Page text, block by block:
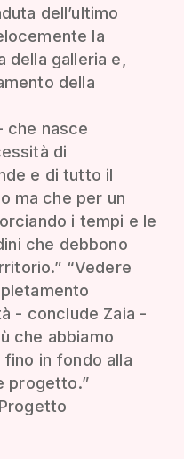
dell’ultimo
la
galleria e,
della
che nasce
di
e di tutto il
ma che per un
i tempi e le
che debbono
“Vedere
- conclude Zaia -
che abbiamo
in fondo alla
progetto.”